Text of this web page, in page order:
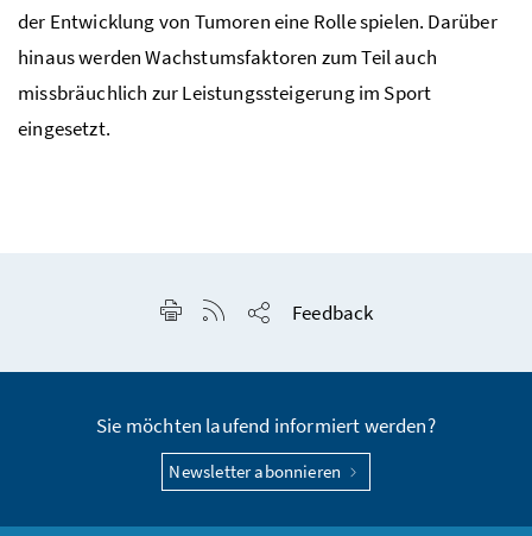
der Entwicklung von Tumoren eine Rolle spielen. Darüber
hinaus werden Wachstumsfaktoren zum Teil auch
missbräuchlich zur Leistungssteigerung im Sport
eingesetzt.
Seite drucken
RSS-Feed anzeigen
Feedback
Sie möchten laufend informiert werden?
Newsletter abonnieren